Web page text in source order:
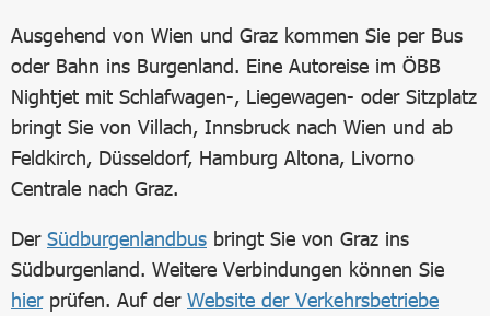
Ausgehend von Wien und Graz kommen Sie per Bus
oder Bahn ins Burgenland. Eine Autoreise im ÖBB
Nightjet mit Schlafwagen-, Liegewagen- oder Sitzplatz
bringt Sie von Villach, Innsbruck nach Wien und ab
Feldkirch, Düsseldorf, Hamburg Altona, Livorno
Centrale nach Graz.
Der Südburgenlandbus bringt Sie von Graz ins
Südburgenland. Weitere Verbindungen können Sie
hierprüfen. Auf der Website der Verkehrsbetriebe